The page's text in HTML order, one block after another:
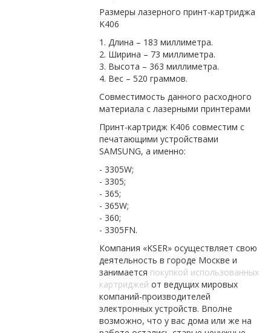
Размеры лазерного принт-картриджа
K406
1. Длина – 183 миллиметра.
2. Ширина – 73 миллиметра.
3. Высота – 363 миллиметра.
4. Вес – 520 граммов.
Совместимость данного расходного
материала с лазерными принтерами
Принт-картридж K406 совместим с
печатающими устройствами
SAMSUNG, а именно:
- 3305W;
- 3305;
- 365;
- 365W;
- 360;
- 3305FN.
Компания «KSER» осуществляет свою
деятельность в городе Москве и
занимается покупкой использованных
картриджей от ведущих мировых
компаний-производителей
электронных устройств. Вполне
возможно, что у вас дома или же на